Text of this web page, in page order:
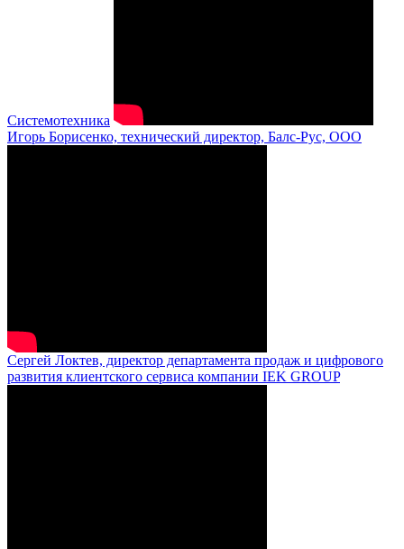
Системотехника
Игорь Борисенко, технический директор, Балс-Рус, ООО
Сергей Локтев, директор департамента продаж и цифрового
развития клиентского сервиса компании IEK GROUP